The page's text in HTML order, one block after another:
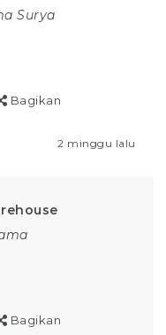
Surya
Bagikan
2 minggu lalu
Bagikan